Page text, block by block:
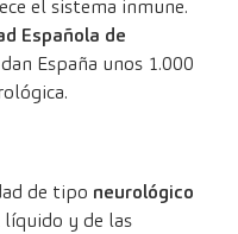
el sistema inmune.
Española de
España unos 1.000
de tipo neurológico
y de las